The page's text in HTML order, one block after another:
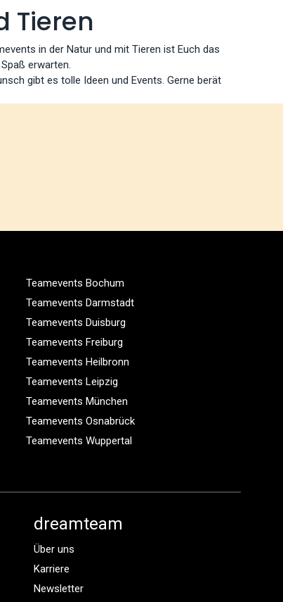
Tieren
in der Natur und mit Tieren ist Euch das
erwarten.
gibt es tolle Ideen und Events. Gerne berät
Teamevents Bochum
Teamevents Darmstadt
Teamevents Duisburg
Teamevents Freiburg
Teamevents Heilbronn
Teamevents Leipzig
Teamevents München
Teamevents Osnabrück
Teamevents Wuppertal
dreamteam
Über uns
Karriere
Newsletter